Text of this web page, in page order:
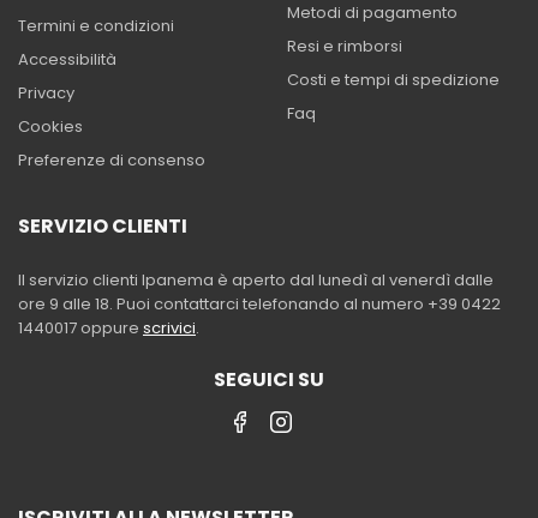
Termini e condizioni
Accessibilità
Privacy
Cookies
Preferenze di consenso
Metodi di pagamento
Resi e rimborsi
Costi e tempi di spedizione
Faq
SERVIZIO CLIENTI
Il servizio clienti Ipanema è aperto dal lunedì al venerdì dalle
ore 9 alle 18. Puoi contattarci telefonando al numero +39 0422
1440017 oppure scrivici.
SEGUICI SU